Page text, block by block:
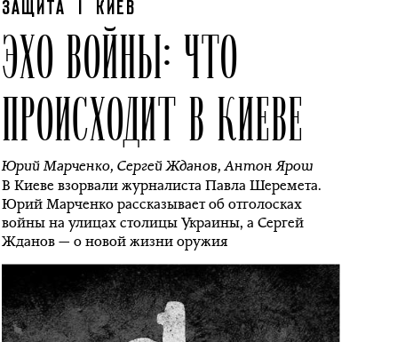
ЗАЩИТА | КИЕВ
ЭХО ВОЙНЫ: ЧТО
ПРОИСХОДИТ В КИЕВЕ
Юрий Марченко, Сергей Жданов,Антон Ярош
В Киеве взорвали журналиста Павла Шеремета.
Юрий Марченко рассказывает об отголосках
войны на улицах столицы Украины, а Сергей
Жданов — о новой жизни оружия